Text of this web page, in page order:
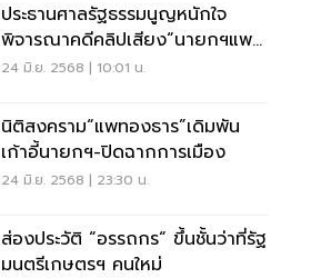
ประธานศาลรัฐธรรมนูญหนักใจ
พิจารณาคดีคลิปเสียง“นายกฯแพ
ทองธาร”
24 มิ.ย. 2568 | 10:01 น.
นิติสงคราม“แพทองธาร”เดิมพัน
เก้าอี้นายกฯ-ปิดฉากการเมือง
24 มิ.ย. 2568 | 23:30 น.
ส่องประวัติ “อรรถกร“ ขึ้นชั้นว่าที่รัฐ
มนตรีเกษตรฯ คนใหม่